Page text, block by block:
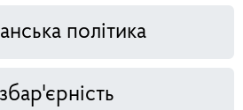
політика